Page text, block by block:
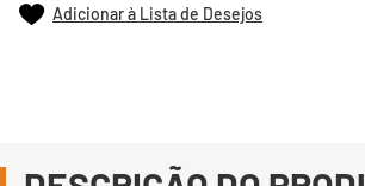
Adicionar à Lista de Desejos